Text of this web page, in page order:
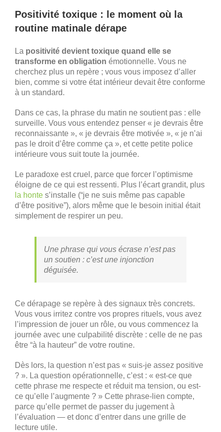
Positivité toxique : le moment où la
routine matinale dérape
La positivité devient toxique quand elle se
transforme en obligation émotionnelle. Vous ne
cherchez plus un repère ; vous vous imposez d’aller
bien, comme si votre état intérieur devait être conforme
à un standard.
Dans ce cas, la phrase du matin ne soutient pas : elle
surveille. Vous vous entendez penser « je devrais être
reconnaissante », « je devrais être motivée », « je n’ai
pas le droit d’être comme ça », et cette petite police
intérieure vous suit toute la journée.
Le paradoxe est cruel, parce que forcer l’optimisme
éloigne de ce qui est ressenti. Plus l’écart grandit, plus
la honte s’installe (“je ne suis même pas capable
d’être positive”), alors même que le besoin initial était
simplement de respirer un peu.
Une phrase qui vous écrase n’est pas
un soutien : c’est une injonction
déguisée.
Ce dérapage se repère à des signaux très concrets.
Vous vous irritez contre vos propres rituels, vous avez
l’impression de jouer un rôle, ou vous commencez la
journée avec une culpabilité discrète : celle de ne pas
être “à la hauteur” de votre routine.
Dès lors, la question n’est pas « suis-je assez positive
? ». La question opérationnelle, c’est : « est-ce que
cette phrase me respecte et réduit ma tension, ou est-
ce qu’elle l’augmente ? » Cette phrase-lien compte,
parce qu’elle permet de passer du jugement à
l’évaluation — et donc d’entrer dans une grille de
lecture utile.